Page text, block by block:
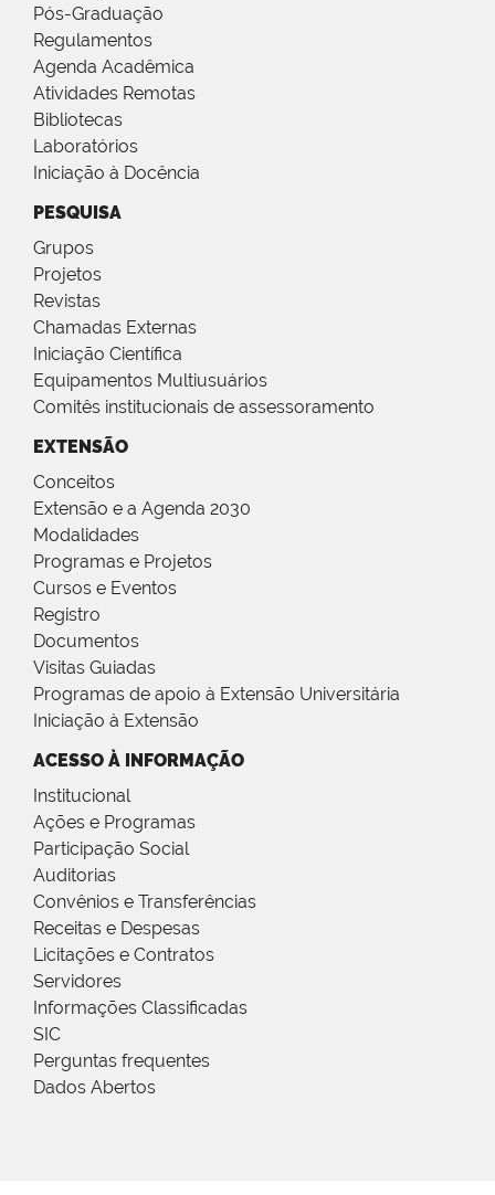
Pós-Graduação
Regulamentos
Agenda Acadêmica
Atividades Remotas
Bibliotecas
Laboratórios
Iniciação à Docência
PESQUISA
Grupos
Projetos
Revistas
Chamadas Externas
Iniciação Científica
Equipamentos Multiusuários
Comitês institucionais de assessoramento
EXTENSÃO
Conceitos
Extensão e a Agenda 2030
Modalidades
Programas e Projetos
Cursos e Eventos
Registro
Documentos
Visitas Guiadas
Programas de apoio à Extensão Universitária
Iniciação à Extensão
ACESSO À INFORMAÇÃO
Institucional
Ações e Programas
Participação Social
Auditorias
Convênios e Transferências
Receitas e Despesas
Licitações e Contratos
Servidores
Informações Classificadas
SIC
Perguntas frequentes
Dados Abertos